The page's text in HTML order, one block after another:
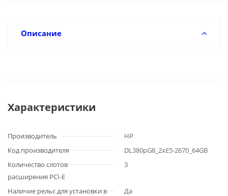
Описание
Характеристики
Производитель
HP
Код производителя
DL380pG8_2xE5-2670_64GB
Количество слотов
расширения PCI-E
3
Наличие рельс для установки в
Да